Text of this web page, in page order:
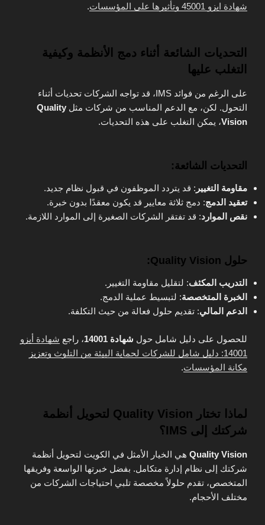
شهادة ايزو 45001 وتأثيرها على المؤسسات
.
التحديات الشائعة أثناء دمج الأنظمة وكيفية
التغلب عليها
على الرغم من فوائد IMS، قد تواجه الشركات تحديات أثناء
التحول. لكن، مع الدعم المناسب من شركات مثل Quality
Vision، يمكن التغلب على هذه التحديات.
التحديات الشائعة:
مقاومة التغيير : قد يتردد الموظفون في قبول نظام جديد.
تعقيد الدمج: دمج ثلاثة معايير قد يكون معقدًا بدون خبرة.
نقص الموارد: قد تفتقر الشركات الصغيرة إلى الموارد اللازمة.
حلول Quality Vision:
التدريب المكثف: لتقليل مقاومة التغيير.
الخبرة المتخصصة: لتبسيط عملية الدمج.
الدعم المالي: تقديم حلول فعالة من حيث التكلفة.
للحصول على دليل شامل حول شهادة 14001 ، راجع شهادة أيزو
14001: دليل شامل للشركات لحماية البيئة من التلوث وتعزيز
مكانة المؤسسات.
لماذا تختار Quality Vision لتحويل أنظمة
شركتك إلى IMS؟
Quality Vision هي الخيار الأمثل في الكويت لتحويل أنظمة
شركتك إلى نظام إدارة متكامل. بفضل خبرتها الواسعة وفريقها
المتخصص، تقدم حلولاً مخصصة تلبي احتياجات الشركات من
مختلف الأحجام.